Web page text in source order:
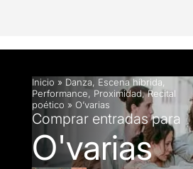
Inicio » Danza, Escena híbrida
Performance, Proximidad,Recital
poético » O’varias
Comprar entradas para
O'varias